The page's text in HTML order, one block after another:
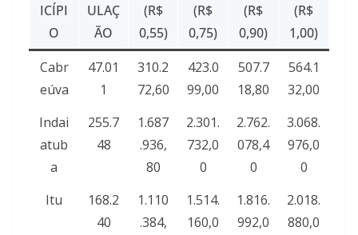
ICÍPI
O
ULAÇ
ÃO
(R$
0,55)
(R$
0,75)
(R$
0,90)
(R$
1,00)
Cabr
eúva
47.01
1
310.2
72,60
423.0
99,00
507.7
18,80
564.1
32,00
Indai
atub
a
255.7
48
1.687
.936,
80
2.301.
732,0
0
2.762.
078,4
0
3.068.
976,0
0
Itu
168.2
40
1.110
.384,
1.514.
160,0
1.816.
992,0
2.018.
880,0